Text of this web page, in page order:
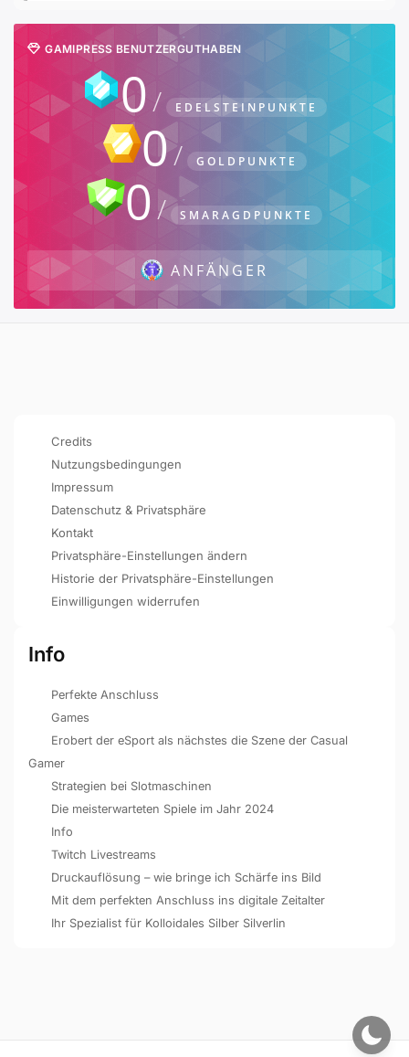
GAMIPRESS BENUTZERGUTHABEN
0 EDELSTEINPUNKTE
0 GOLDPUNKTE
0 SMARAGDPUNKTE
ANFÄNGER
Credits
Nutzungsbedingungen
Impressum
Datenschutz & Privatsphäre
Kontakt
Privatsphäre-Einstellungen ändern
Historie der Privatsphäre-Einstellungen
Einwilligungen widerrufen
Info
Perfekte Anschluss
Games
Erobert der eSport als nächstes die Szene der Casual
Gamer
Strategien bei Slotmaschinen
Die meisterwarteten Spiele im Jahr 2024
Info
Twitch Livestreams
Druckauflösung – wie bringe ich Schärfe ins Bild
Mit dem perfekten Anschluss ins digitale Zeitalter
Ihr Spezialist für Kolloidales Silber Silverlin